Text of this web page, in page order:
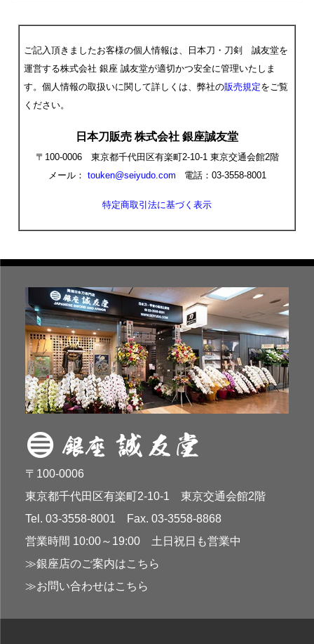
ご記入頂きましたお客様の個人情報は、日本刀・刀剣 誠友堂を
運営する株式会社 銀座 誠友堂が適切かつ安全に管理いたしま
す。個人情報の取扱いに関して詳しくは、弊社の販売規定をご覧
ください。
日本刀販売 株式会社 銀座誠友堂
〒100-0006 東京都千代田区有楽町2-10-1 東京交通会館2階
メール： touken@seiyudo.com 電話：03-3558-8001
特定商取引法に基づく表示
〒100-0006
東京都千代田区有楽町2-10-1 東京交通会館2階
Tel. 03-3558-8001 Fax. 03-3558-8868
営業時間 10:00～19:00 土日祝日も営業中
≫銀座店のご案内はこちら
≫お問い合わせはこちら